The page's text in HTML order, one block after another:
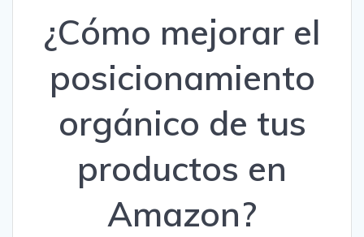
¿Cómo mejorar el
posicionamiento
orgánico de tus
productos en
Amazon?